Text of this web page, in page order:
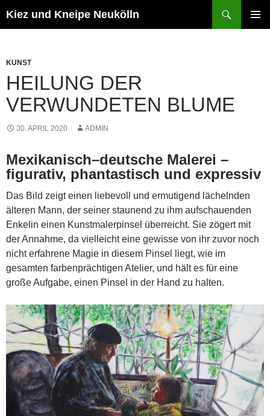
Inhalt
Kiez und Kneipe Neukölln
KUNST
HEILUNG DER
VERWUNDETEN BLUME
30. APRIL 2020 ADMIN
Mexikanisch–deutsche Malerei –
figurativ, phantastisch und expressiv
Das Bild zeigt einen liebevoll und ermutigend lächelnden
älteren Mann, der seiner staunend zu ihm aufschauenden
Enkelin einen Kunstmalerpinsel überreicht. Sie zögert mit
der Annahme, da vielleicht eine gewisse von ihr zuvor noch
nicht erfahrene Magie in diesem Pinsel liegt, wie im
gesamten farbenprächtigen Atelier, und hält es für eine
große Aufgabe, einen Pinsel in der Hand zu halten.